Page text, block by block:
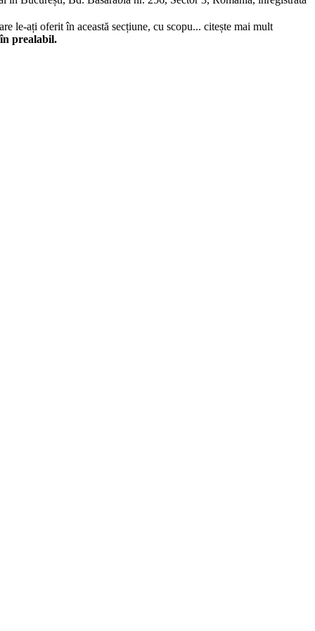
le-ați oferit în această secțiune, cu scopu... citește mai mult
prealabil.